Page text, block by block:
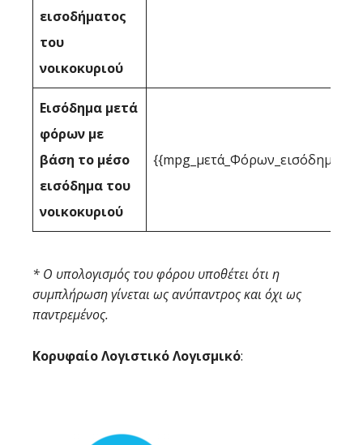
εισοδήματος
του
νοικοκυριού
Εισόδημα μετά
φόρων με
βάση το μέσο
εισόδημα του
νοικοκυριού
* Ο υπολογισμός του φόρου υποθέτει ότι η
συμπλήρωση γίνεται ως ανύπαντρος και όχι ως
παντρεμένος.
Κορυφαίο Λογιστικό Λογισμικό: